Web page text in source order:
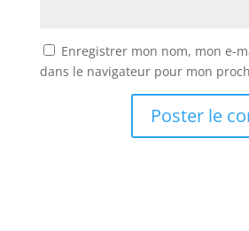
Enregistrer mon nom, mon e-
dans le navigateur pour mon